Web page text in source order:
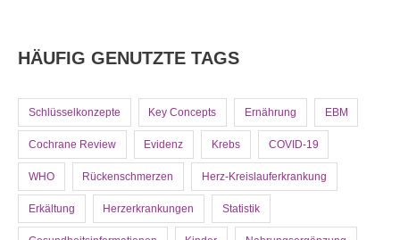
HÄUFIG GENUTZTE TAGS
Schlüsselkonzepte Key Concepts Ernährung EBM
Cochrane Review Evidenz Krebs COVID-19
WHO Rückenschmerzen Herz-Kreislauferkrankung
Erkältung Herzerkrankungen Statistik